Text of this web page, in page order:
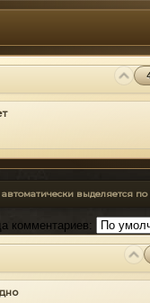
выделяется по
комментариев: